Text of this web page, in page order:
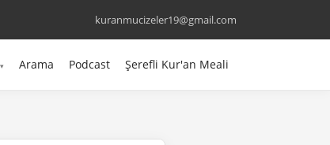
kuranmucizeler19@gmail.com
Arama Podcast Şerefli Kur'an Meali